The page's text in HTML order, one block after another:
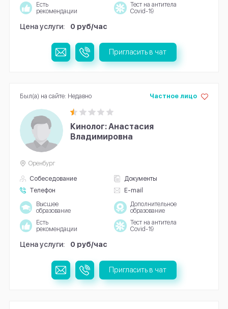
Есть
рекомендации
Тест на антитела
Covid-19
Цена услуги: 0 руб/час
Пригласить в чат
Кинолог: Анастасия
Владимировна
Собеседование
Документы
Телефон
E-mail
Частное лицо
Оренбург
Высшее
образование
Дополнительное
образование
Есть
рекомендации
Тест на антитела
Covid-19
Цена услуги: 0 руб/час
Был(а) на сайте: Недавно
Пригласить в чат